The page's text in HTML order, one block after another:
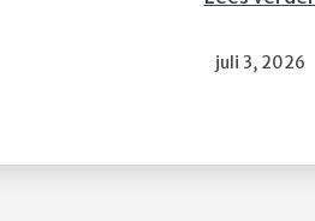
Gepubliceerd
juli 3, 2026